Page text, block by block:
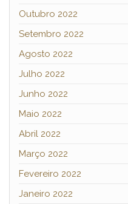
Outubro 2022
Setembro 2022
Agosto 2022
Julho 2022
Junho 2022
Maio 2022
Abril 2022
Março 2022
Fevereiro 2022
Janeiro 2022